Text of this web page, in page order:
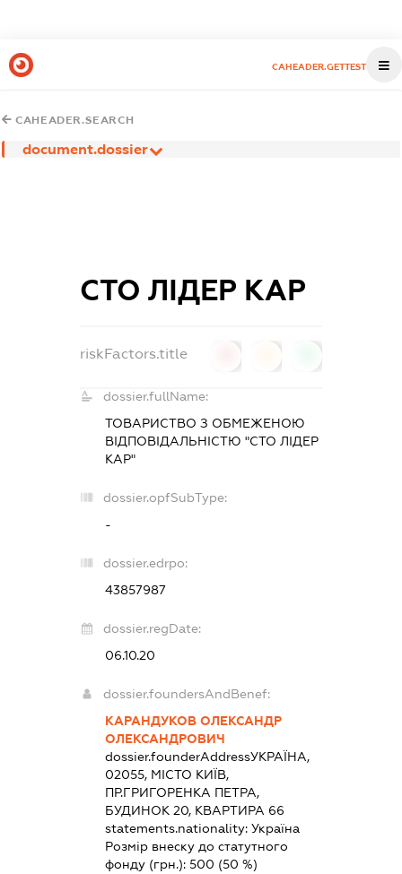
CAHEADER.GETTEST
CAHEADER.SEARCH
document.dossier
СТО ЛІДЕР КАР
riskFactors.title
dossier.fullName:
ТОВАРИСТВО З ОБМЕЖЕНОЮ
ВІДПОВІДАЛЬНІСТЮ "СТО ЛІДЕР
КАР"
dossier.opfSubType:
-
dossier.edrpo:
43857987
dossier.regDate:
06.10.20
dossier.foundersAndBenef:
КАРАНДУКОВ ОЛЕКСАНДР
ОЛЕКСАНДРОВИЧ
dossier.founderAddressУКРАЇНА,
02055, МІСТО КИЇВ,
ПР.ГРИГОРЕНКА ПЕТРА,
БУДИНОК 20, КВАРТИРА 66
statements.nationality: Україна
Розмір внеску до статутного
фонду (грн.): 500 (50 %)